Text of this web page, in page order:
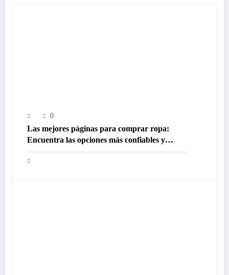
0
Las mejores páginas para comprar ropa:
Encuentra las opciones más confiables y
accesibles en línea